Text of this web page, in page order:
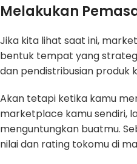
Melakukan
Jika kita lihat saat ini,
bentuk tempat yang
dan pendistribusian produk
Akan tetapi ketika kamu
marketplace kamu sendiri,
menguntungkan buatmu.
nilai dan rating tokomu di